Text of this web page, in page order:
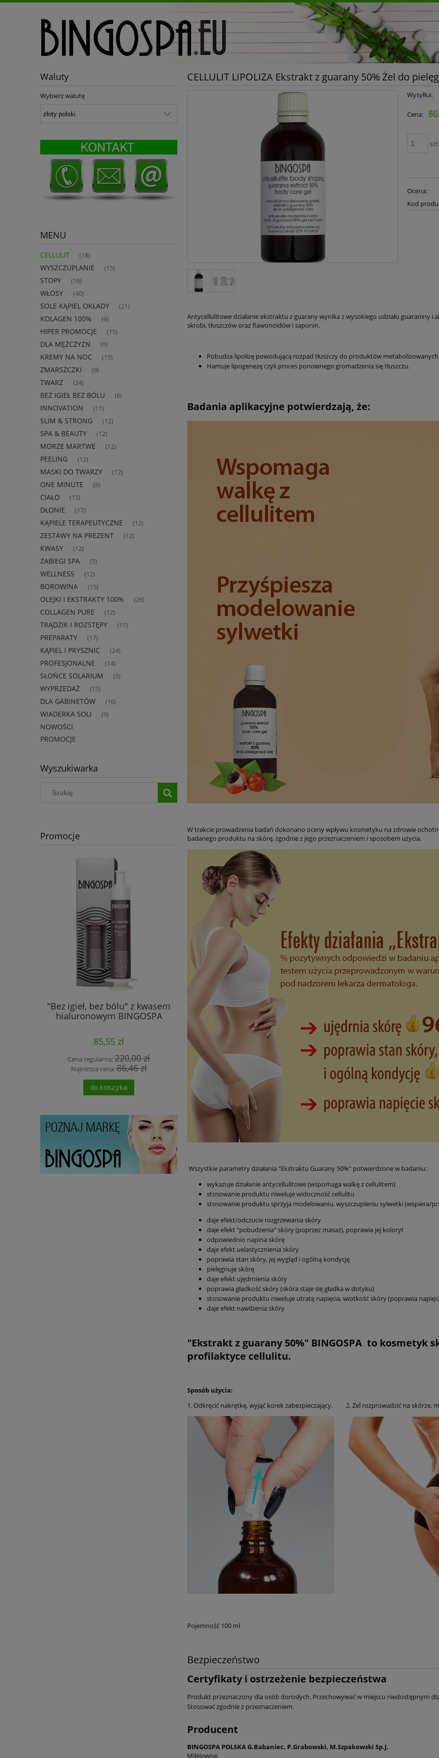
Waluty
Wybierz walutę
MENU
CELLULIT (18)
WYSZCZUPLANIE (15)
STOPY (16)
WŁOSY (40)
SOLE KĄPIEL OKŁADY (21)
KOLAGEN 100% (9)
HIPER PROMOCJE (15)
DLA MĘŻCZYZN (9)
KREMY NA NOC (15)
ZMARSZCZKI (9)
TWARZ (24)
BEZ IGIEŁ BEZ BÓLU (6)
INNOVATION (11)
SLIM & STRONG (12)
SPA & BEAUTY (12)
MORZE MARTWE (12)
PEELING (12)
MASKI DO TWARZY (12)
ONE MINUTE (8)
CIAŁO (15)
DŁONIE (17)
KĄPIELE TERAPEUTYCZNE (12)
ZESTAWY NA PREZENT (12)
KWASY (12)
ZABIEGI SPA (5)
WELLNESS (12)
BOROWINA (15)
OLEJKI I EKSTRAKTY 100% (26)
COLLAGEN PURE (12)
TRĄDZIK I ROZSTĘPY (11)
PREPARATY (17)
KĄPIEL I PRYSZNIC (24)
PROFESJONALNE (14)
SŁOŃCE SOLARIUM (9)
WYPRZEDAŻ (15)
DLA GABINETÓW (16)
WIADERKA SOLI (9)
NOWOŚCI
PROMOCJE
Wyszukiwarka
Promocje
"Bez igieł, bez bólu" z kwasem
hialuronowym BINGOSPA
85,55 zł
Cena regularna:220,00 zł
Najniższa cena:86,46 zł
do koszyka
wyprzedaż Bez igieł bez bólu z
kolagenem BINGOSPA
Cena regularna: 124,54 zł
Najniższa cena: 124,54 zł
do koszyka
NOGI Żel zielony 500 g
BINGOSPA
19,99 zł
Cena regularna:29,00 zł
Najniższa cena: 29,00 zł
CELLULIT LIPOLIZA Ekstrakt z guarany 50% Żel do
Wysyłka:
Cena:
szt.
Ocena:
Kod
Antycellulitowe działanie ekstraktu z guarany wynika z wysokiego udziału
skrobi, tłuszczów oraz flawonoidów i saponin.
Pobudza lipolizę powodującą rozpad tłuszczy do produktów
Hamuje lipogenezę czyli proces ponownego gromadzenia się tłuszczu.
Badania aplikacyjne potwierdzają, że:
W trakcie prowadzenia badań dokonano oceny wpływu kosmetyku na zdrowie
badanego produktu na skórę, zgodnie z jego przeznaczeniem i sposobem użycia.
Wszystkie parametry działania "Ekstraktu Guarany 50%" potwierdzone w badaniu:
wykazuje działanie antycellulitowe (wspomaga walkę z cellulitem)
stosowanie produktu niweluje widoczność cellulitu
stosowanie produktu sprzyja modelowaniu, wyszczupleniu sylwetki (wspiera/
daje efekt/odczucie rozgrzewania skóry
daje efekt "pobudzenia" skóry (poprzez masaż), poprawia jej koloryt
odpowiednio napina skórę
daje efekt uelastycznienia skóry
poprawia stan skóry, jej wygląd i ogólną kondycję
pielęgnuje skórę
daje efekt ujędrnienia skóry
poprawia gładkość skóry (skóra staje się gładka w dotyku)
stosowanie produktu niweluje utratę napięcia, wiotkość skóry (poprawia
daje efekt nawilżenia skóry
"Ekstrakt z guarany 50%" BINGOSPA to kosmetyk
profilaktyce cellulitu.
Sposób użycia:
1. Odkręcić nakrętkę, wyjąć korek zabezpieczający.
2. Żel rozprowadzić na skórze,
Pojemność 100 ml
Bezpieczeństwo
Certyfikaty i ostrzeżenie bezpieczeństwa
Produkt przeznaczony dla osób dorosłych. Przechowywać w miejscu niedostępnym
Stosować zgodnie z przeznaczeniem.
Producent
BINGOSPA POLSKA G.Babaniec, P.Grabowski, M.Szpakowski Sp.J.
Milejowice